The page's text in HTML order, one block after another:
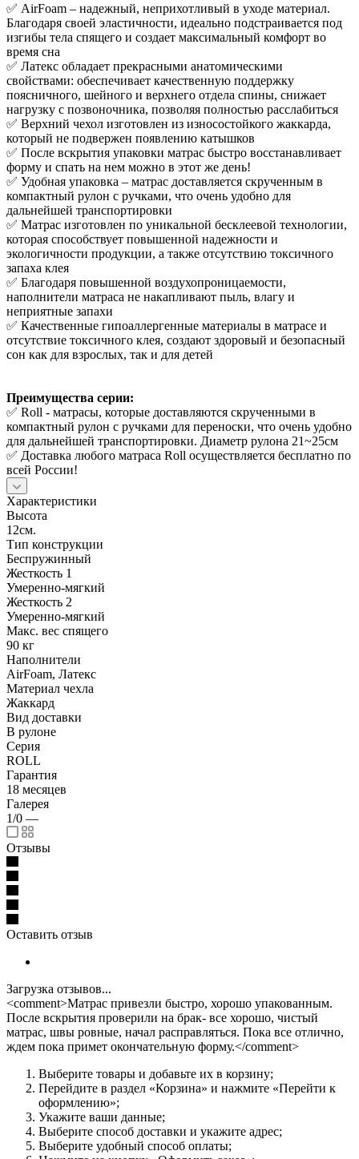
✅ AirFoam – надежный, неприхотливый в уходе материал.
Благодаря своей эластичности, идеально подстраивается под
изгибы тела спящего и создает максимальный комфорт во
время сна
✅ Латекс обладает прекрасными анатомическими
свойствами: обеспечивает качественную поддержку
поясничного, шейного и верхнего отдела спины, снижает
нагрузку с позвоночника, позволяя полностью расслабиться
✅ Верхний чехол изготовлен из износостойкого жаккарда,
который не подвержен появлению катышков
✅ После вскрытия упаковки матрас быстро восстанавливает
форму и спать на нем можно в этот же день!
✅ Удобная упаковка – матрас доставляется скрученным в
компактный рулон с ручками, что очень удобно для
дальнейшей транспортировки
✅ Матрас изготовлен по уникальной бесклеевой технологии,
которая способствует повышенной надежности и
экологичности продукции, а также отсутствию токсичного
запаха клея
✅ Благодаря повышенной воздухопроницаемости,
наполнители матраса не накапливают пыль, влагу и
неприятные запахи
✅ Качественные гипоаллергенные материалы в матрасе и
отсутствие токсичного клея, создают здоровый и безопасный
сон как для взрослых, так и для детей
Преимущества серии:
✅ Roll - матрасы, которые доставляются скрученными в
компактный рулон с ручками для переноски, что очень удобно
для дальнейшей транспортировки. Диаметр рулона 21~25см
✅ Доставка любого матраса Roll осуществляется бесплатно по
всей России!
Характеристики
Высота
12см.
Тип конструкции
Беспружинный
Жесткость 1
Умеренно-мягкий
Жесткость 2
Умеренно-мягкий
Макс. вес спящего
90 кг
Наполнители
AirFoam, Латекс
Материал чехла
Жаккард
Вид доставки
В рулоне
Серия
ROLL
Гарантия
18 месяцев
Галерея
1/0 —
Отзывы
Оставить отзыв
Загрузка отзывов...
<comment>Матрас привезли быстро, хорошо упакованным.
После вскрытия проверили на брак- все хорошо, чистый
матрас, швы ровные, начал расправляться. Пока все отлично,
ждем пока примет окончательную форму.</comment>
Выберите товары и добавьте их в корзину;
Перейдите в раздел «Корзина» и нажмите «Перейти к
оформлению»;
Укажите ваши данные;
Выберите способ доставки и укажите адрес;
Выберите удобный способ оплаты;